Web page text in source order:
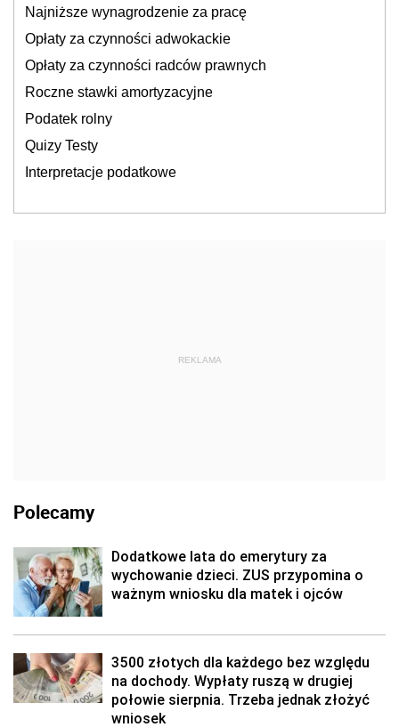
Najniższe wynagrodzenie za pracę
Opłaty za czynności adwokackie
Opłaty za czynności radców prawnych
Roczne stawki amortyzacyjne
Podatek rolny
Quizy Testy
Interpretacje podatkowe
REKLAMA
Polecamy
Dodatkowe lata do emerytury za
wychowanie dzieci. ZUS przypomina o
ważnym wniosku dla matek i ojców
3500 złotych dla każdego bez względu
na dochody. Wypłaty ruszą w drugiej
połowie sierpnia. Trzeba jednak złożyć
wniosek